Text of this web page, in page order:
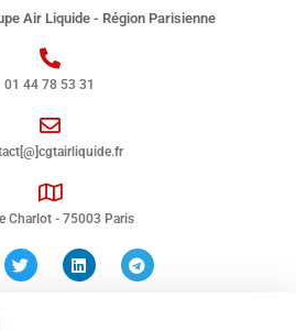
Air Liquide - Région Parisienne
01 44 78 53 31
Charlot - 75003 Paris